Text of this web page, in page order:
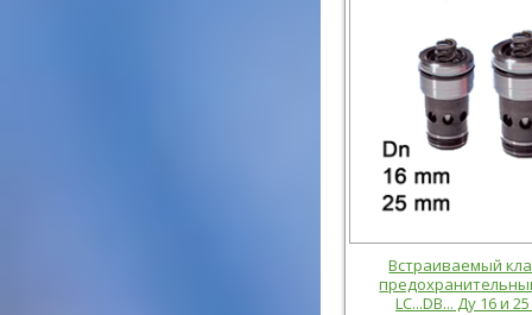
Встраиваемый
LC...DB... Ду 16 и